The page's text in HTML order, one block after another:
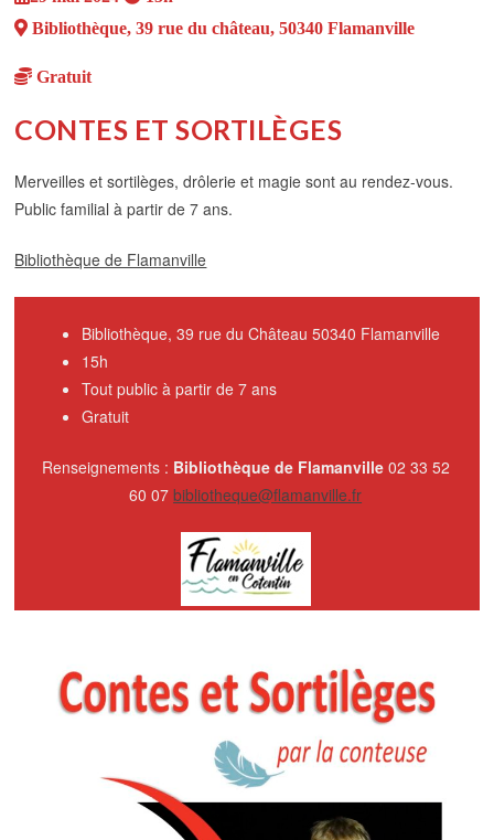
Bibliothèque, 39 rue du château, 50340 Flamanville
Gratuit
CONTES ET SORTILÈGES
Merveilles et sortilèges, drôlerie et magie sont au rendez-vous.
Public familial à partir de 7 ans.
Bibliothèque de Flamanville
Bibliothèque, 39 rue du Château 50340 Flamanville
15h
Tout public à partir de 7 ans
Gratuit
Renseignements : Bibliothèque de Flamanville02 33 52
60 07bibliotheque@flamanville.fr